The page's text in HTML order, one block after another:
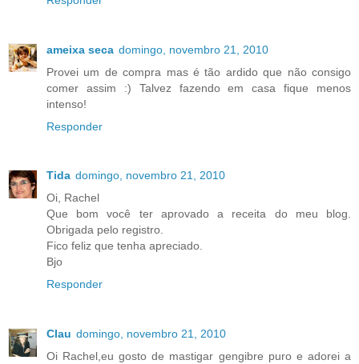
ameixa seca domingo, novembro 21, 2010
Provei um de compra mas é tão ardido que não consigo
comer assim :) Talvez fazendo em casa fique menos
intenso!
Responder
Tida domingo, novembro 21, 2010
Oi, Rachel
Que bom você ter aprovado a receita do meu blog.
Obrigada pelo registro.
Fico feliz que tenha apreciado.
Bjo
Responder
Clau domingo, novembro 21, 2010
Oi Rachel,eu gosto de mastigar gengibre puro e adorei a